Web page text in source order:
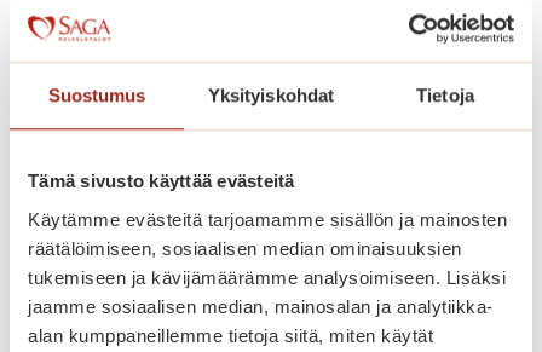
Suostumus Yksityiskohdat Tietoja
Tämä sivusto käyttää evästeitä
Käytämme evästeitä tarjoamamme sisällön ja mainosten
räätälöimiseen, sosiaalisen median ominaisuuksien
tukemiseen ja kävijämäärämme analysoimiseen. Lisäksi
jaamme sosiaalisen median, mainosalan ja analytiikka-
alan kumppaneillemme tietoja siitä, miten käytät
laatukriteerien mukaisesti. Asunnoissa
on avara pohjaratkaisu, nykyaikainen
keittiö, esteetön kylpyhuone ja
kahvila, ravintola, kirjasto, kerhohuone,
kuntosali ja saunaosasto terapia-
altaalla. Kesäisin vehreällä pihalla
vietetään yhdessä aikaa.